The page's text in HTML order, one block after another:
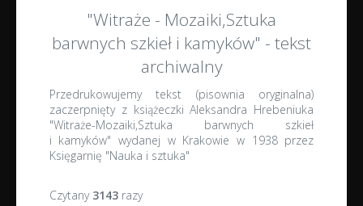
"Witraże - Mozaiki,Sztuka
barwnych szkieł i kamyków" - tekst
archiwalny
Przedrukowujemy tekst (pisownia oryginalna)
zaczerpnięty z książeczki Aleksandra Hrebeniuka
"Witraże-Mozaiki,Sztuka barwnych szkieł
i kamyków" wydanej w Krakowie w 1938 przez
Księgarnię "Nauka i sztuka"
Czytany 3143razy